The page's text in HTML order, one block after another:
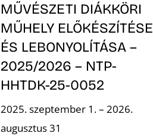
MŰVÉSZETI DIÁKKÖRI
MŰHELY ELŐKÉSZÍTÉSE
ÉS LEBONYOLÍTÁSA –
2025/2026 – NTP-
HHTDK-25-0052
2025. szeptember 1. – 2026.
augusztus 31